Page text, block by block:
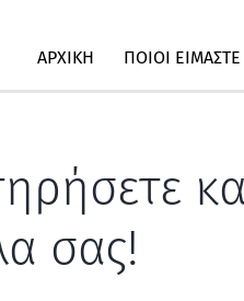
ΑΡΧΙΚΗ ΠΟΙΟΙ ΕΙΜΑΣΤΕ
σας!